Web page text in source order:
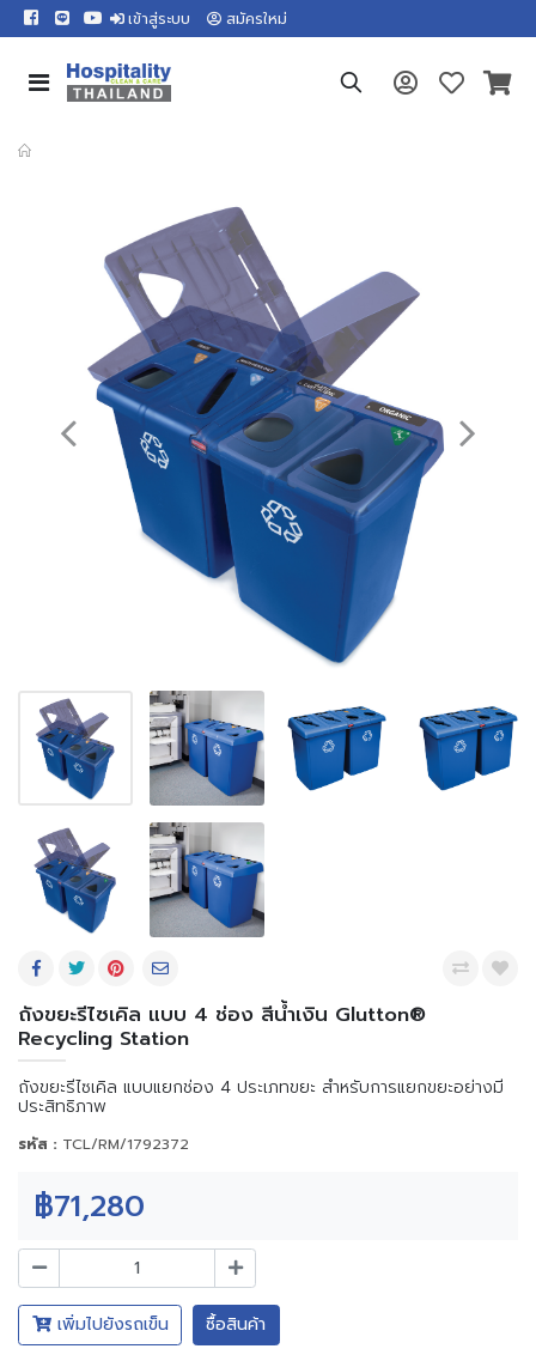
เข้าสู่ระบบ สมัครใหม่
ถังขยะรีไซเคิล แบบ 4 ช่อง สีน้ำเงิน Glutton®
Recycling Station
ถังขยะรีไซเคิล แบบแยกช่อง 4 ประเภทขยะ สำหรับการแยกขยะอย่างมี
ประสิทธิภาพ
รหัส : TCL/RM/1792372
฿71,280
เพิ่มไปยังรถเข็น ซื้อสินค้า